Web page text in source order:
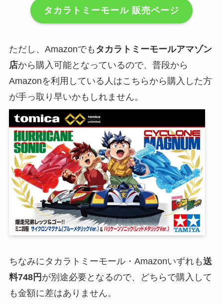
タカラトミーモール 販売ページ
ただし、Amazonでも タカラトミーモールアマゾン
店から購入可能となっているので、普段から
Amazonを利用している人はこちらから購入した方
が手っ取り早いかもしれません。
ちなみにタカラトミーモール・Amazonいずれも送
料748円 が別途必要となるので、どちらで購入して
も金額に差はありません。